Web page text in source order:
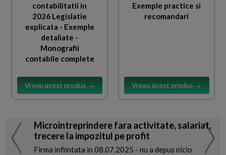
contabilitatii in
2026 Legislatie
explicata - Exemple
detaliate -
Monografii
contabile complete
Vreau acest produs →
Exemple practice si
recomandari
Vreau acest produs →
Microintreprindere fara activitate, salariat,
trecere la impozitul pe profit
Firma infiintata in 08.07.2025 - nu a depus nicio